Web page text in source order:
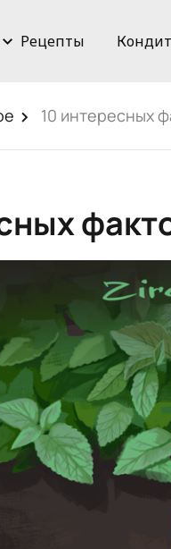
Рецепты
10 интересных